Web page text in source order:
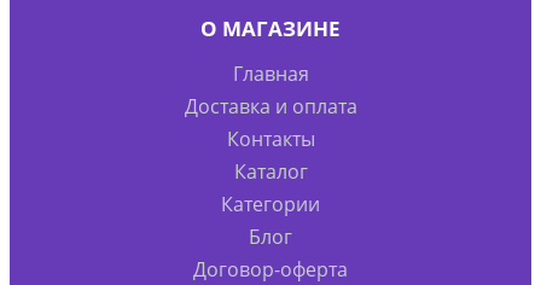
О МАГАЗИНЕ
Главная
Доставка и оплата
Контакты
Каталог
Категории
Блог
Договор-оферта